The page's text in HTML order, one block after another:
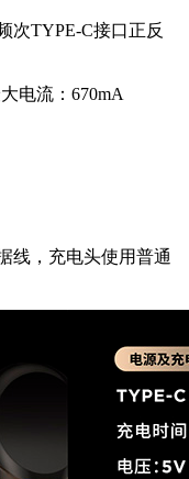
次TYPE-C接口正反
电流：670mA
线，充电头使用普通